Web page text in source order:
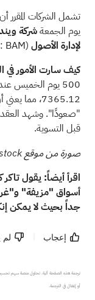
تشمل الشركات المقرر
يوم الجمعةشركة
لإدارة الأصول (NYSE:
BAM
كيف سارت الأمور في
قبل التسوية.
صورة من موقع Shutterstock
اقرأ أيضاً: يقول
أسواق "مزيفة"
جداً بحيث لا يمكن
إعجاب لم
ترجمة هذه الصفحة آلية. تحاول منصة سهم
أو إغفال في الترجمة.